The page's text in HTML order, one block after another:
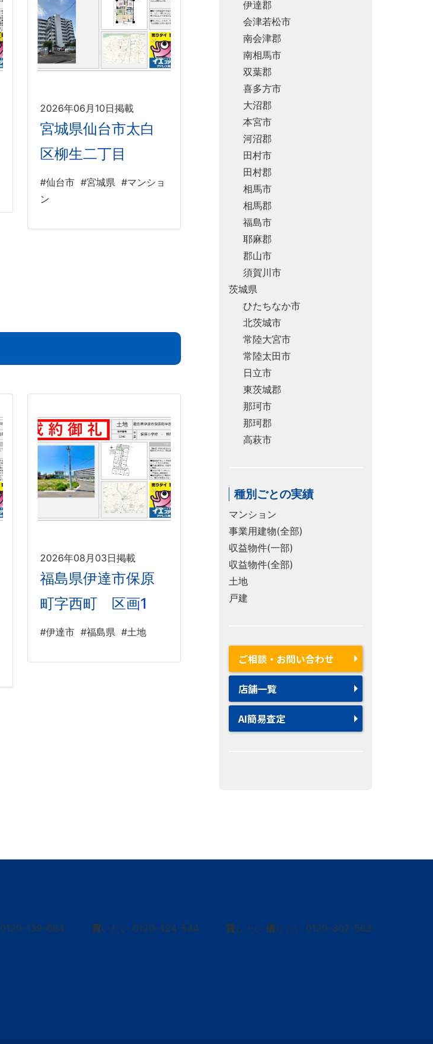
2026年06月10日掲載
宮城県仙台市太白
区柳生二丁目
#仙台市 #宮城県 #マンショ
ン
2026年08月03日掲載
福島県伊達市保原
町字西町 区画1
#伊達市 #福島県 #土地
伊達郡
会津若松市
南会津郡
南相馬市
双葉郡
喜多方市
大沼郡
本宮市
河沼郡
田村市
田村郡
相馬市
相馬郡
福島市
耶麻郡
郡山市
須賀川市
茨城県
ひたちなか市
北茨城市
常陸大宮市
常陸太田市
日立市
東茨城郡
那珂市
那珂郡
高萩市
種別ごとの実績
マンション
事業用建物(全部)
収益物件(一部)
収益物件(全部)
土地
戸建
ご相談・お問い合わせ
店舗一覧
AI簡易査定
0120-139-664 買いたい 0120-424-544 貸し たい 借り たい 0120-302-563